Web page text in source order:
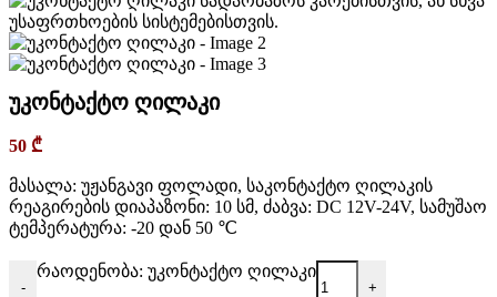
უკონტაქტო ღილაკი
50 ₾
მასალა: უჟანგავი ფოლადი, საკონტაქტო ღილაკის
რეაგირების დიაპაზონი: 10 სმ, ძაბვა: DC 12V-24V, სამუშაო
ტემპერატურა: -20 დან 50 ℃
-
რაოდენობა: უკონტაქტო ღილაკი
+